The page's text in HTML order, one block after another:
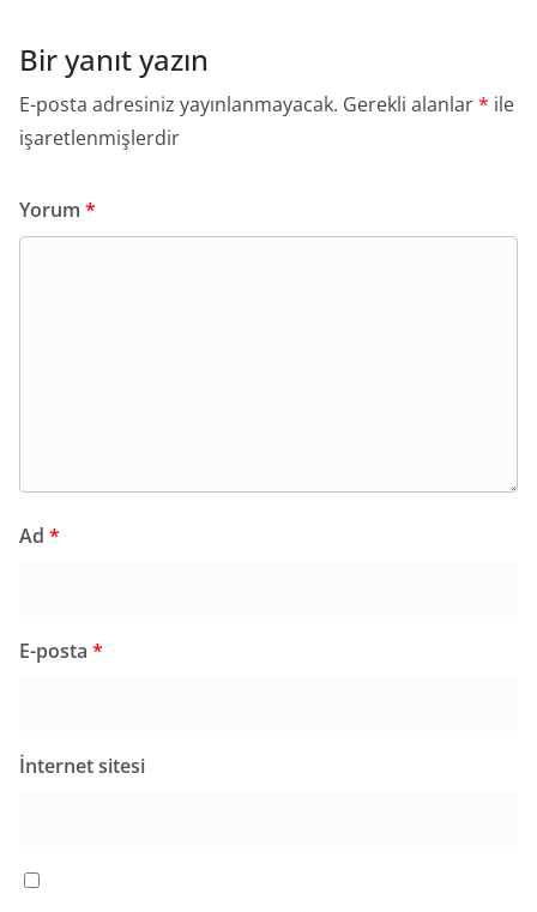
Bir yanıt yazın
E-posta adresiniz yayınlanmayacak. Gerekli alanlar* ile
işaretlenmişlerdir
Yorum *
Ad *
E-posta *
İnternet sitesi